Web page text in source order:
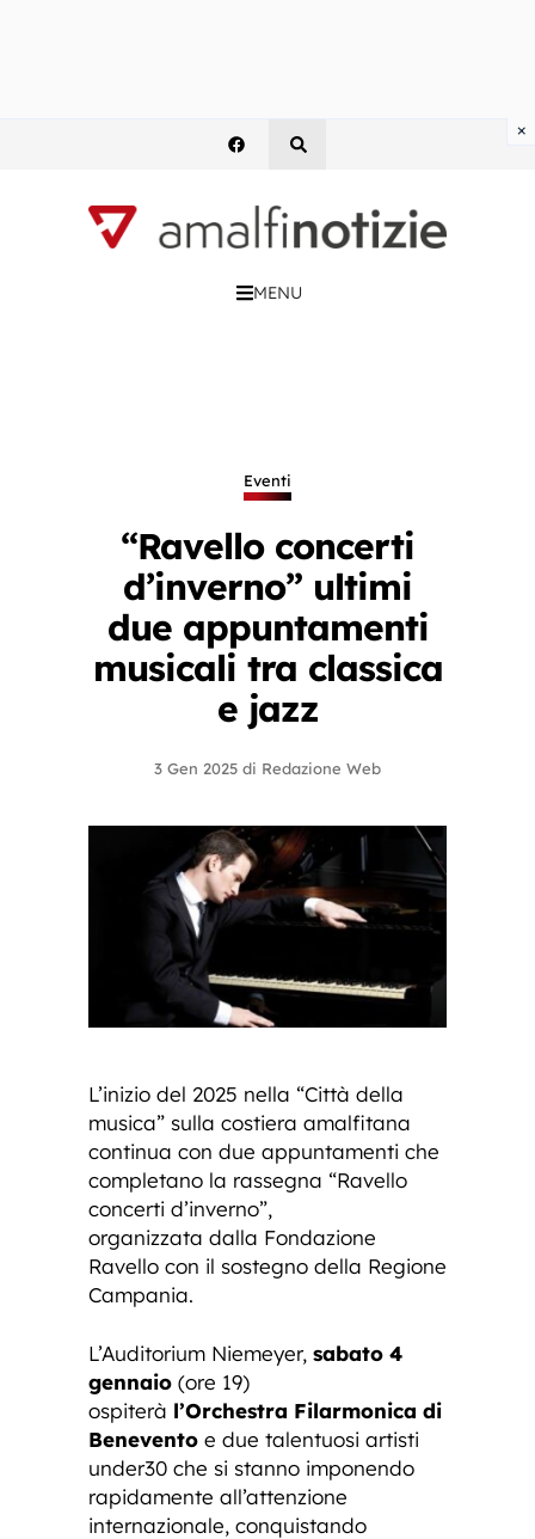
MENU
Eventi
“Ravello concerti
d’inverno” ultimi
due appuntamenti
musicali tra classica
e jazz
3 Gen 2025 di Redazione Web
L’inizio del 2025 nella “Città della
musica” sulla costiera amalfitana
continua con due appuntamenti che
completano la rassegna “Ravello
concerti d’inverno”,
organizzata dalla Fondazione
Ravello con il sostegno della Regione
Campania.
L’Auditorium Niemeyer, sabato 4
gennaio (ore 19)
ospiterà l’Orchestra Filarmonica di
Benevento e due talentuosi artisti
under30 che si stanno imponendo
rapidamente all’attenzione
internazionale, conquistando
×